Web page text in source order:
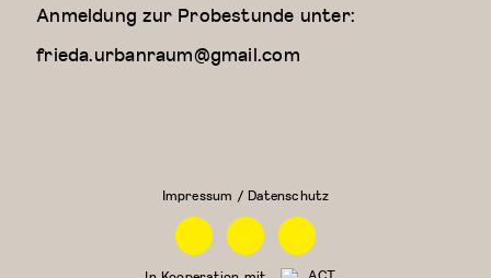
Anmeldung zur Probestunde unter:
frieda.urbanraum@gmail.com
Impressum / Datenschutz
FacebookInstagramLinkedin